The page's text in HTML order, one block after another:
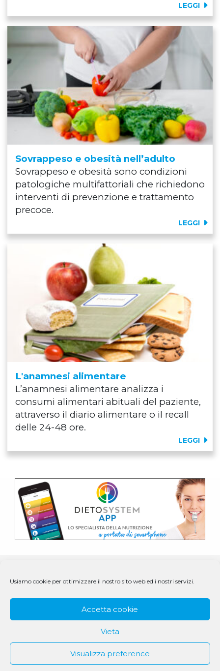
Usiamo cookie per ottimizzare il nostro sito web ed i nostri servizi.
Accetta cookie
Vieta
Visualizza preference
LEGGI
Sovrappeso e obesità nell’adulto
Sovrappeso e obesità sono condizioni
patologiche multifattoriali che richiedono
interventi di prevenzione e trattamento
precoce.
LEGGI
L'anamnesi alimentare
L’anamnesi alimentare analizza i
consumi alimentari abituali del paziente,
attraverso il diario alimentare o il recall
delle 24-48 ore.
LEGGI
© 1979 - 2025 DS Medigroup S.r.l. a socio unico | CF/P.IVA